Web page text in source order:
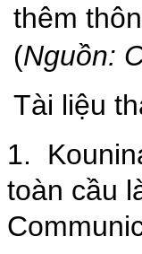
thêm
(Nguồn:
Tài liệu
1.
toàn cầu